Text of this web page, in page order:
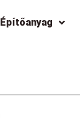
Építőanyag